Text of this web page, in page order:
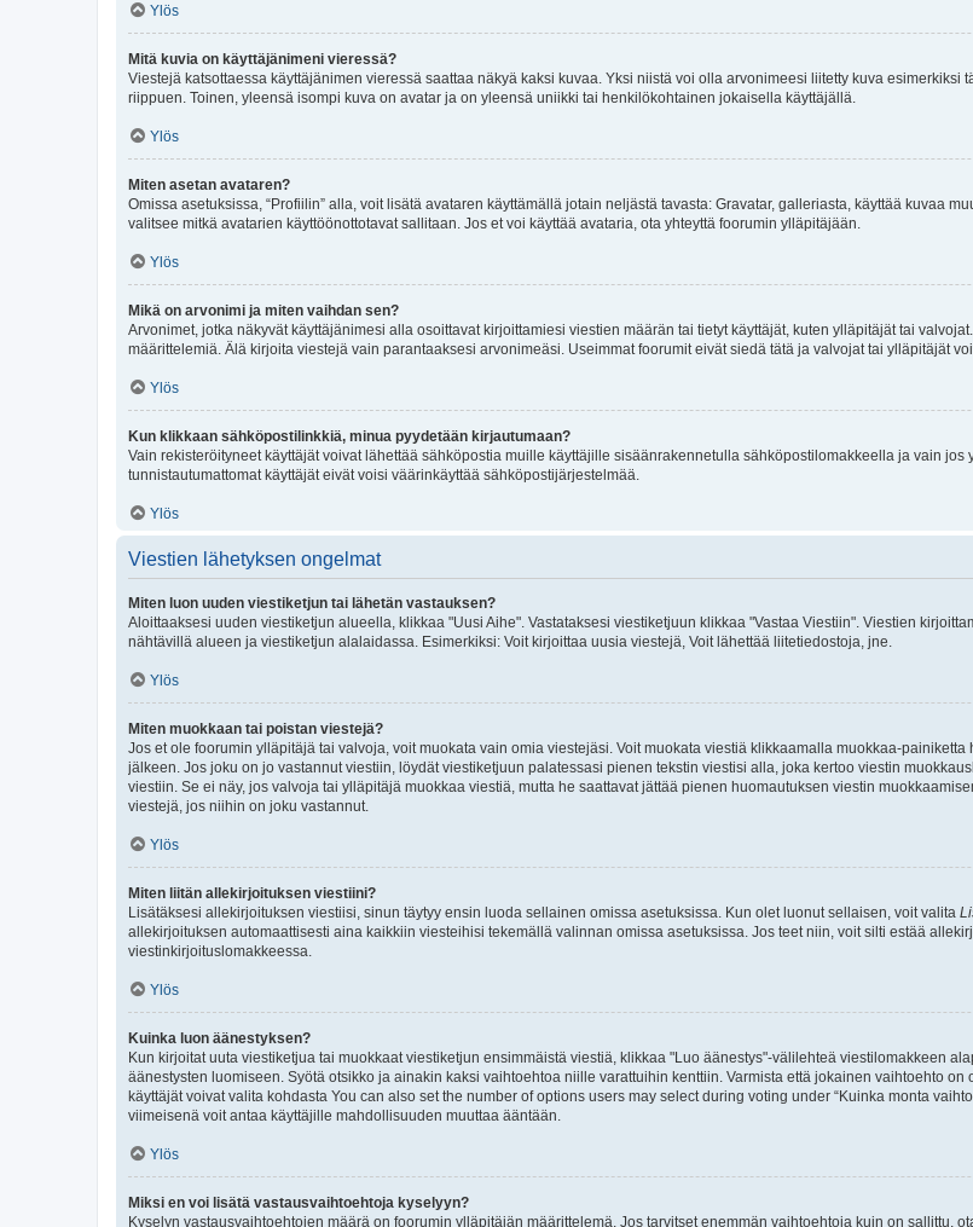
Ylös
Mitä kuvia on käyttäjänimeni vieressä?
Viestejä katsottaessa käyttäjänimen vieressä saattaa näkyä kaksi kuvaa. Yksi niistä voi olla arvonimeesi liitetty kuva
riippuen. Toinen, yleensä isompi kuva on avatar ja on yleensä uniikki tai henkilökohtainen jokaisella käyttäjällä.
Ylös
Miten asetan avataren?
Omissa asetuksissa, “Profiilin” alla, voit lisätä avataren käyttämällä jotain neljästä tavasta: Gravatar, galleriasta, käyttää kuvaa
valitsee mitkä avatarien käyttöönottotavat sallitaan. Jos et voi käyttää avataria, ota yhteyttä foorumin ylläpitäjään.
Ylös
Mikä on arvonimi ja miten vaihdan sen?
Arvonimet, jotka näkyvät käyttäjänimesi alla osoittavat kirjoittamiesi viestien määrän tai tietyt käyttäjät, kuten ylläpitäjät tai
määrittelemiä. Älä kirjoita viestejä vain parantaaksesi arvonimeäsi. Useimmat foorumit eivät siedä tätä ja valvojat tai ylläpitäjät
Ylös
Kun klikkaan sähköpostilinkkiä, minua pyydetään kirjautumaan?
Vain rekisteröityneet käyttäjät voivat lähettää sähköpostia muille käyttäjille sisäänrakennetulla sähköpostilomakkeella ja vain
tunnistautumattomat käyttäjät eivät voisi väärinkäyttää sähköpostijärjestelmää.
Ylös
Viestien lähetyksen ongelmat
Miten luon uuden viestiketjun tai lähetän vastauksen?
Aloittaaksesi uuden viestiketjun alueella, klikkaa "Uusi Aihe". Vastataksesi viestiketjuun klikkaa "Vastaa Viestiin". Viestien
nähtävillä alueen ja viestiketjun alalaidassa. Esimerkiksi: Voit kirjoittaa uusia viestejä, Voit lähettää liitetiedostoja, jne.
Ylös
Miten muokkaan tai poistan viestejä?
Jos et ole foorumin ylläpitäjä tai valvoja, voit muokata vain omia viestejäsi. Voit muokata viestiä klikkaamalla muokkaa-
jälkeen. Jos joku on jo vastannut viestiin, löydät viestiketjuun palatessasi pienen tekstin viestisi alla, joka kertoo viestin
viestiin. Se ei näy, jos valvoja tai ylläpitäjä muokkaa viestiä, mutta he saattavat jättää pienen huomautuksen viestin
viestejä, jos niihin on joku vastannut.
Ylös
Miten liitän allekirjoituksen viestiini?
Lisätäksesi allekirjoituksen viestiisi, sinun täytyy ensin luoda sellainen omissa asetuksissa. Kun olet luonut sellaisen, voit valita
allekirjoituksen automaattisesti aina kaikkiin viesteihisi tekemällä valinnan omissa asetuksissa. Jos teet niin, voit silti estää
viestinkirjoituslomakkeessa.
Ylös
Kuinka luon äänestyksen?
Kun kirjoitat uuta viestiketjua tai muokkaat viestiketjun ensimmäistä viestiä, klikkaa "Luo äänestys"-välilehteä viestilomakkeen
äänestysten luomiseen. Syötä otsikko ja ainakin kaksi vaihtoehtoa niille varattuihin kenttiin. Varmista että jokainen vaihtoehto
käyttäjät voivat valita kohdasta You can also set the number of options users may select during voting under “Kuinka monta
viimeisenä voit antaa käyttäjille mahdollisuuden muuttaa ääntään.
Ylös
Miksi en voi lisätä vastausvaihtoehtoja kyselyyn?
Kyselyn vastausvaihtoehtojen määrä on foorumin ylläpitäjän määrittelemä. Jos tarvitset enemmän vaihtoehtoja kuin on sallittu,